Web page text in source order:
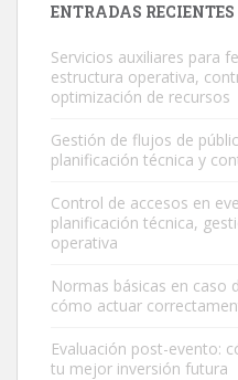
ENTRADAS RECIENTES
Servicios auxiliares para
estructura operativa,
optimización de recursos
Gestión de flujos de
planificación técnica y
Control de accesos en
planificación técnica,
operativa
Normas básicas en caso
cómo actuar
Evaluación post-evento:
tu mejor inversión futura